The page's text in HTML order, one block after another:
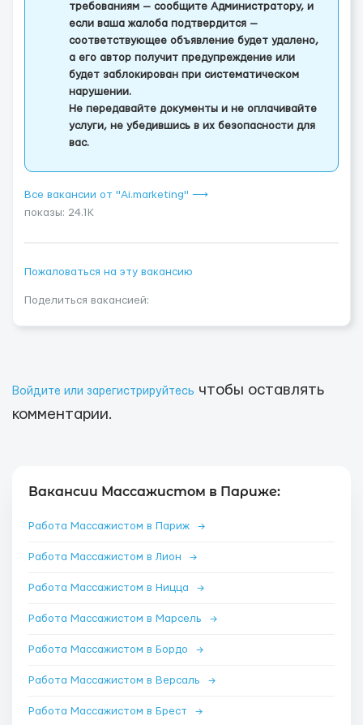
требованиям — сообщите Администратору, и
если ваша жалоба подтвердится —
соответствующее объявление будет удалено,
а его автор получит предупреждение или
будет заблокирован при систематическом
нарушении.
Не передавайте документы и не оплачивайте
услуги, не убедившись в их безопасности для
вас.
Все вакансии от "Ai.marketing" ⟶
показы: 24.1K
Пожаловаться на эту вакансию
Поделиться вакансией:
Войдите или зарегистрируйтесь чтобы оставлять
комментарии.
Вакансии Массажистом в Париже:
Работа Массажистом в Париж →
Работа Массажистом в Лион →
Работа Массажистом в Ницца →
Работа Массажистом в Марсель →
Работа Массажистом в Бордо →
Работа Массажистом в Версаль →
Работа Массажистом в Брест →